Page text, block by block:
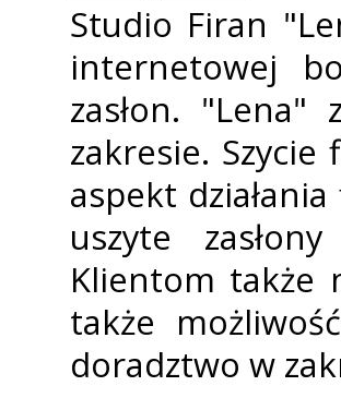
Studio Firan
internetowej
zasłon.
zakresie.
aspekt
uszyte
Klientom także
także
doradztwo w